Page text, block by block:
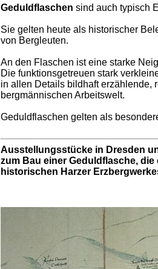
Geduldflaschen sind auch typisch
Sie gelten heute als historischer
von Bergleuten.
An den Flaschen ist eine starke
Die funktionsgetreuen stark
in allen Details bildhaft erzählende,
bergmännischen Arbeitswelt.
Geduldflaschen gelten als
Ausstellungsstücke in Dresden
zum Bau einer Geduldflasche,
historischen Harzer